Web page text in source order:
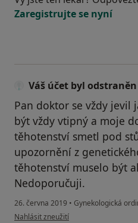
Zaregistrujte se nyní
Váš účet byl odstraněn
Pan doktor se vždy jevil
být vždy vtipný a moje
těhotenství smetl pod
upozornění z
těhotenství muselo být
Nedoporučuji.
26. června 2019 • Gynekologická
podle názoru uživatele Váš účet byl
Nahlásit zneužití